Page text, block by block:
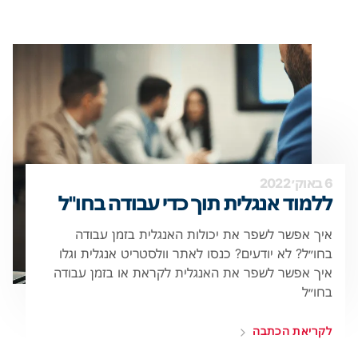
ללמוד אנגלית תוך כדי עבודה בחו"ל
איך אפשר לשפר את יכולות האנגלית בזמן עבודה
בחו״ל? לא יודעים? כנסו לאתר וולסטריט אנגלית וגלו
איך אפשר לשפר את האנגלית לקראת או בזמן עבודה
בחו״ל
לקריאת הכתבה